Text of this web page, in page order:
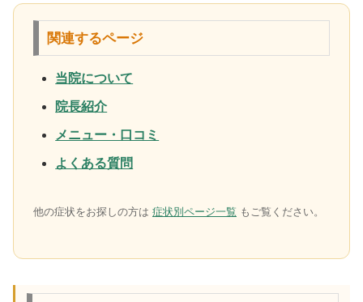
関連するページ
当院について
院長紹介
メニュー・口コミ
よくある質問
他の症状をお探しの方は 症状別ページ一覧 もご覧ください。